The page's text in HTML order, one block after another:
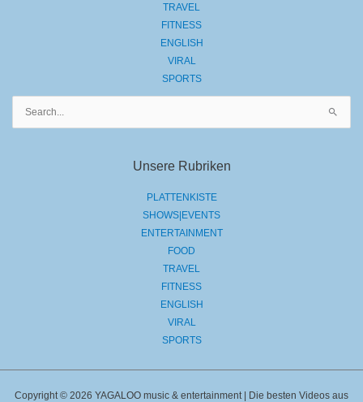
TRAVEL
FITNESS
ENGLISH
VIRAL
SPORTS
Unsere Rubriken
PLATTENKISTE
SHOWS|EVENTS
ENTERTAINMENT
FOOD
TRAVEL
FITNESS
ENGLISH
VIRAL
SPORTS
Copyright © 2026 YAGALOO music & entertainment | Die besten Videos aus